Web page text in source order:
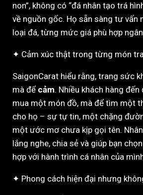
non”, không có “đá nhân tạo trá
về nguồn gốc. Họ sẵn sàng tư vấn
loại đá, từng mức giá phù hợp
✦ Cảm xúc thật trong từng món
SaigonCarat hiểu rằng, trang sức
mà để cảm. Nhiều khách hàng
mua một món đồ, mà để tìm một
cho họ – sự tự tin, một chặng
một ước mơ chưa kịp gọi tên.
lắng nghe, chia sẻ và giúp bạn
hợp với hành trình cá nhân của
✦ Phong cách hiện đại nhưng